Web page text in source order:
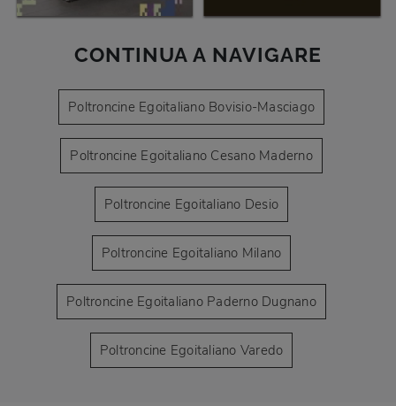
CONTINUA A NAVIGARE
Poltroncine Egoitaliano Bovisio-Masciago
Poltroncine Egoitaliano Cesano Maderno
Poltroncine Egoitaliano Desio
Poltroncine Egoitaliano Milano
Poltroncine Egoitaliano Paderno Dugnano
Poltroncine Egoitaliano Varedo